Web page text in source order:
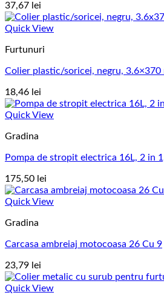
37,67 lei
Quick View
Furtunuri
Colier plastic/soricei, negru, 3.6×370
18,46 lei
Quick View
Gradina
Pompa de stropit electrica 16L, 2 in
175,50 lei
Quick View
Gradina
Carcasa ambreiaj motocoasa 26 Cu 9
23,79 lei
Quick View